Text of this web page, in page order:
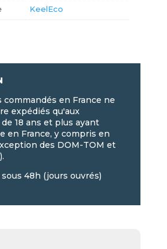
KeelEco
commandés en France ne
expédiés qu'aux
18 ans et plus ayant
en France, y compris en
des DOM-TOM et
48h (jours ouvrés)